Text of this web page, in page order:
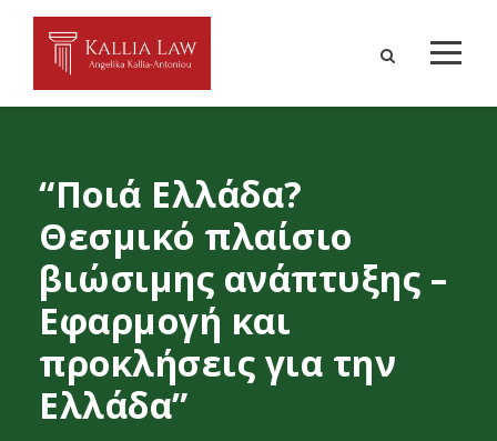
“Ποιά Ελλάδα?
Θεσμικό πλαίσιο
βιώσιμης ανάπτυξης –
Εφαρμογή και
προκλήσεις για την
Ελλάδα”